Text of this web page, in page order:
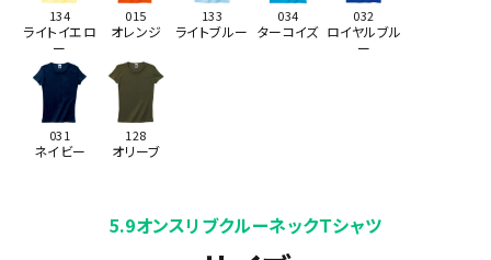
134
ライトイエロ
ー
015
オレンジ
133
ライトブルー
034
ターコイズ
032
ロイヤルブル
ー
031
ネイビー
128
オリーブ
5.9オンスリブクルーネックＴシャツ